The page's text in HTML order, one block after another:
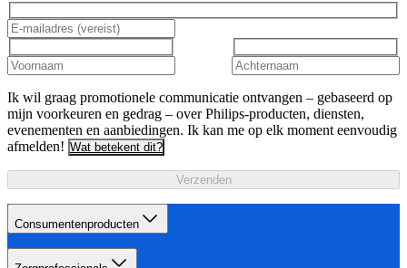
Ik wil graag promotionele communicatie ontvangen – gebaseerd op
mijn voorkeuren en gedrag – over Philips-producten, diensten,
evenementen en aanbiedingen. Ik kan me op elk moment eenvoudig
afmelden! Wat betekent dit?
Verzenden
Consumentenproducten